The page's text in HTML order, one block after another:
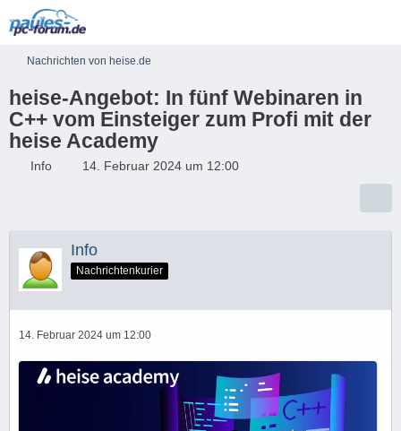
Nachrichten von heise.de
heise-Angebot: In fünf Webinaren in
C++ vom Einsteiger zum Profi mit der
heise Academy
Info 14. Februar 2024 um 12:00
Info
Nachrichtenkurier
14. Februar 2024 um 12:00